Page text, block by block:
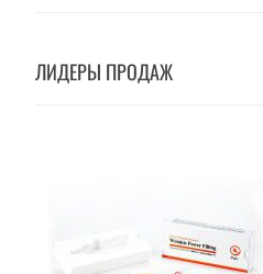
ЛИДЕРЫ ПРОДАЖ